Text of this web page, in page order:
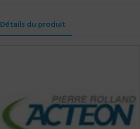
Détails du produit